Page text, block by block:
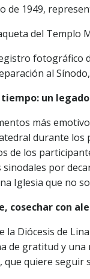
de 1949,
del Templo
fotográfico
al
tiempo: un
más
durante
de los
por
Iglesia que no
cosechar con
la Diócesis de
de gratitud y una
que quiere seguir